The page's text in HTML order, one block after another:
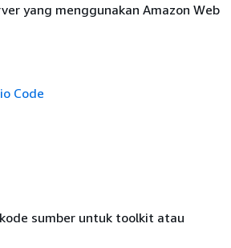
yang menggunakan Amazon Web
Code
sumber untuk toolkit atau